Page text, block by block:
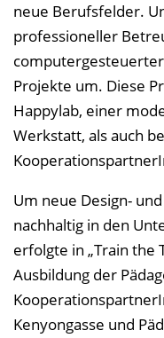
neue Berufsfelder.
professioneller
Projekte um. Diese
Happylab, einer
Werkstatt, als auch
Um neue Design-
nachhaltig in den
erfolgte in „Train the
Ausbildung der
Kenyongasse und